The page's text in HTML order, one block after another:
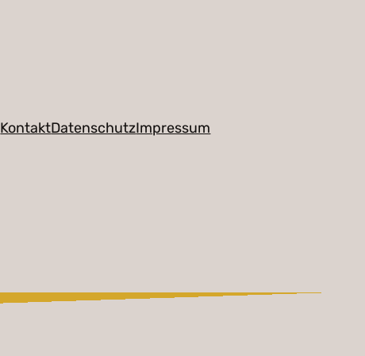
KontaktDatenschutzImpressum